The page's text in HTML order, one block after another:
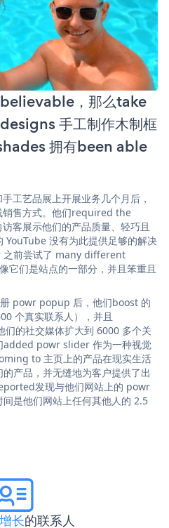
，那么take
手工制作木制框
拥有been able
工艺品展上开展业务几个月后，
售方式。他们required the
客展示他们的产品质量、轻巧且
YouTube 没有为此提供足够的解决
之前尝试了 many different
它们是站点的一部分，并且笨重且
powr popup 后，他们boost 的
个真实联系人），并且
的社交媒体扩大到 6000 多个关
added powr slider 作为一种视觉
to 主页上的产品在现实生活
产品，并无缝地为客户提供了出
发现与他们网站上的 powr
是他们网站上任何其他人的 2.5
长的联系人